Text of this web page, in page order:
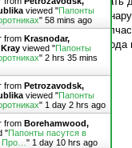
не
за
но входа
viewed "Папонты
" 59 mins ago
from Krasnodar,
viewed "Папонты
" 2 hrs 35 mins
from Petrozavodsk,
viewed "Папонты
" 1 day 2 hrs ago
from Borehamwood,
"Папонты пасутся в
Про… " 1 day 10 hrs ago